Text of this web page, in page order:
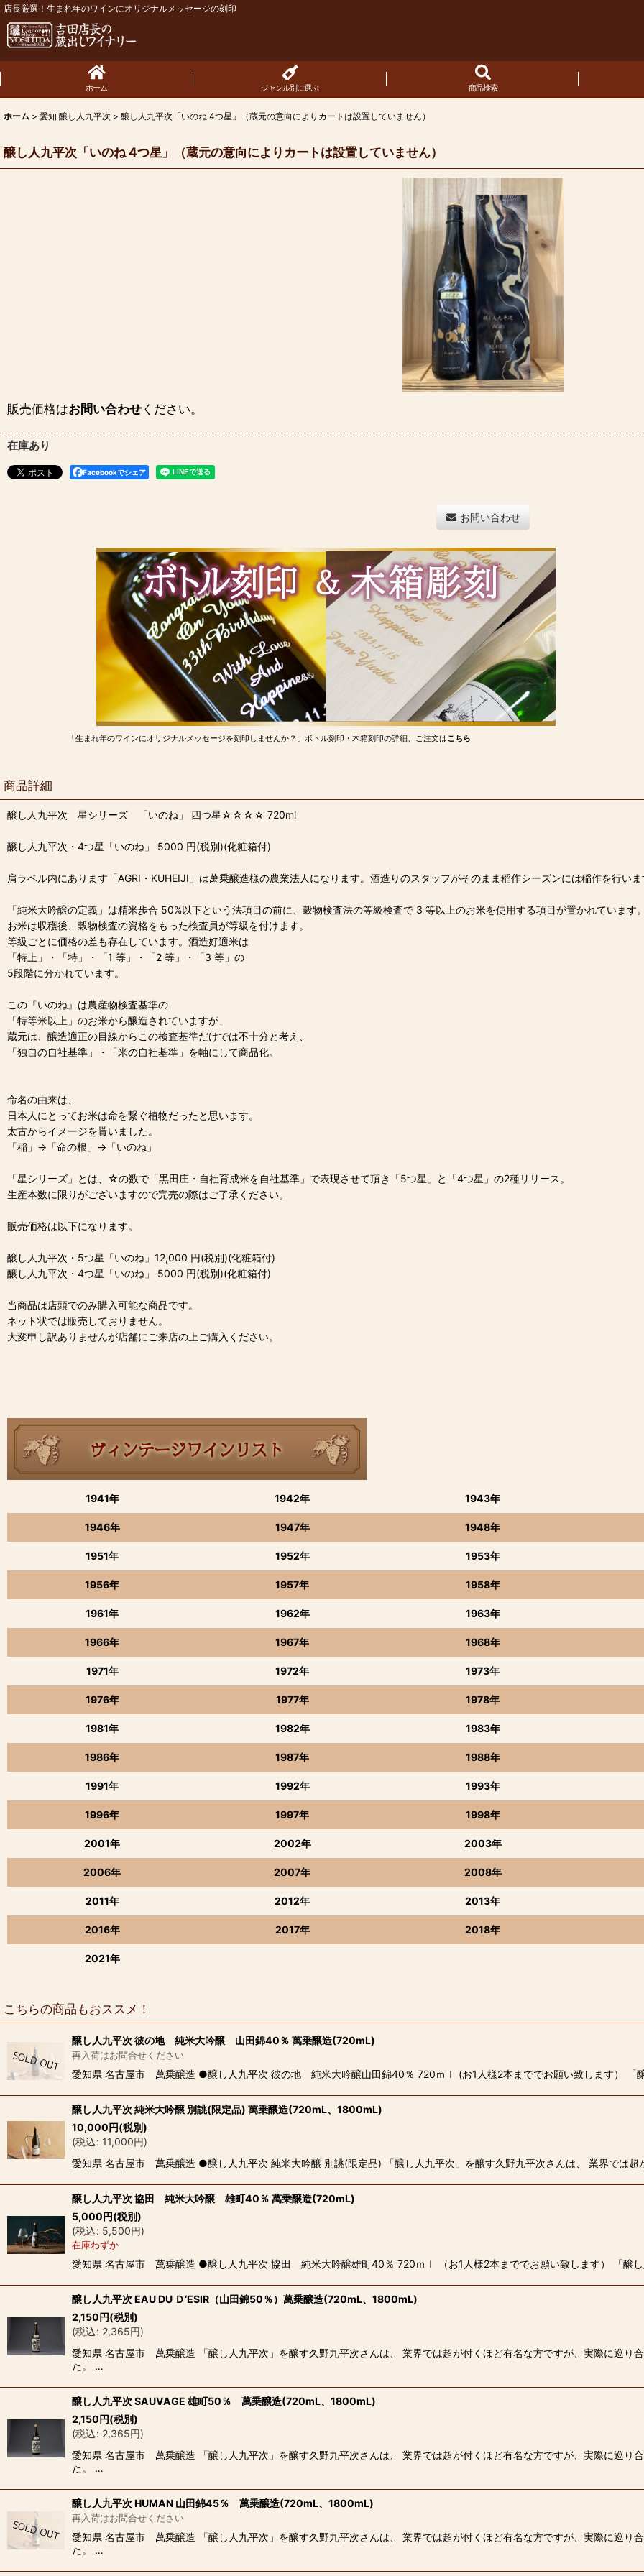
店長厳選！生まれ年のワインにオリジナルメッセージの刻印
ホーム ジャンル別に選ぶ 商品検索
ホーム > 愛知 醸し人九平次 > 醸し人九平次「いのね 4つ星」（蔵元の意向によりカートは設置していません）
醸し人九平次「いのね 4つ星」（蔵元の意向によりカートは設置していません）
販売価格はお問い合わせください。
在庫あり
Facebookでシェア
お問い合わせ
「生まれ年のワインにオリジナルメッセージを刻印しませんか？」ボトル刻印・木箱刻印の詳細、ご注文はこちら
商品詳細
醸し人九平次 星シリーズ 「いのね」 四つ星☆☆☆☆ 720ml
醸し人九平次・4つ星「いのね」 5000 円(税別)(化粧箱付)
肩ラベル内にあります「AGRI・KUHEIJI」は萬乗醸造様の農業法人になります。酒造りのスタッフがそのまま稲作シーズンには稲作を行い
「純米大吟醸の定義」は精米歩合 50%以下という法項目の前に、穀物検査法の等級検査で 3 等以上のお米を使用する項目が置かれています
お米は収穫後、穀物検査の資格をもった検査員が等級を付けます。
等級ごとに価格の差も存在しています。酒造好適米は
「特上」・「特」・「1 等」・「2 等」・「3 等」の
5段階に分かれています。
この『いのね』は農産物検査基準の
「特等米以上」のお米から醸造されていますが、
蔵元は、醸造適正の目線からこの検査基準だけでは不十分と考え、
「独自の自社基準」・「米の自社基準」を軸にして商品化。
命名の由来は、
日本人にとってお米は命を繋ぐ植物だったと思います。
太古からイメージを貰いました。
「稲」→「命の根」→「いのね」
「星シリーズ」とは、☆の数で「黒田庄・自社育成米を自社基準」で表現させて頂き「5つ星」と「4つ星」の2種リリース。
生産本数に限りがございますので完売の際はご了承ください。
販売価格は以下になります。
醸し人九平次・5つ星「いのね」12,000 円(税別)(化粧箱付)
醸し人九平次・4つ星「いのね」 5000 円(税別)(化粧箱付)
当商品は店頭でのみ購入可能な商品です。
ネット状では販売しておりません。
大変申し訳ありませんが店舗にご来店の上ご購入ください。
1941年 1942年 1943年
1946年 1947年 1948年
1951年 1952年 1953年
1956年 1957年 1958年
1961年 1962年 1963年
1966年 1967年 1968年
1971年 1972年 1973年
1976年 1977年 1978年
1981年 1982年 1983年
1986年 1987年 1988年
1991年 1992年 1993年
1996年 1997年 1998年
2001年 2002年 2003年
2006年 2007年 2008年
2011年 2012年 2013年
2016年 2017年 2018年
2021年
こちらの商品もおススメ！
醸し人九平次 彼の地 純米大吟醸 山田錦40％ 萬乗醸造(720mL)
再入荷はお問合せください
愛知県 名古屋市 萬乗醸造 ●醸し人九平次 彼の地 純米大吟醸山田錦40％ 720ｍｌ (お1人様2本まででお願い致します） 「
醸し人九平次 純米大吟醸 別誂(限定品) 萬乗醸造(720mL、1800mL)
10,000円(税別)
(税込: 11,000円)
愛知県 名古屋市 萬乗醸造 ●醸し人九平次 純米大吟醸 別誂(限定品) 「醸し人九平次」を醸す久野九平次さんは、 業界では
醸し人九平次 協田 純米大吟醸 雄町40％ 萬乗醸造(720mL)
5,000円(税別)
(税込: 5,500円)
在庫わずか
愛知県 名古屋市 萬乗醸造 ●醸し人九平次 協田 純米大吟醸雄町40％ 720ｍｌ （お1人様2本まででお願い致します） 「醸
醸し人九平次 EAU DU Ｄ‘ESIR（山田錦50％）萬乗醸造(720mL、1800mL)
2,150円(税別)
(税込: 2,365円)
愛知県 名古屋市 萬乗醸造 「醸し人九平次」を醸す久野九平次さんは、 業界では超が付くほど有名な方ですが、実際に巡り
た。 …
醸し人九平次 SAUVAGE 雄町50％ 萬乗醸造(720mL、1800mL)
2,150円(税別)
(税込: 2,365円)
愛知県 名古屋市 萬乗醸造 「醸し人九平次」を醸す久野九平次さんは、 業界では超が付くほど有名な方ですが、実際に巡り
た。 …
醸し人九平次 HUMAN 山田錦45％ 萬乗醸造(720mL、1800mL)
再入荷はお問合せください
愛知県 名古屋市 萬乗醸造 「醸し人九平次」を醸す久野九平次さんは、 業界では超が付くほど有名な方ですが、実際に巡り
た。 …